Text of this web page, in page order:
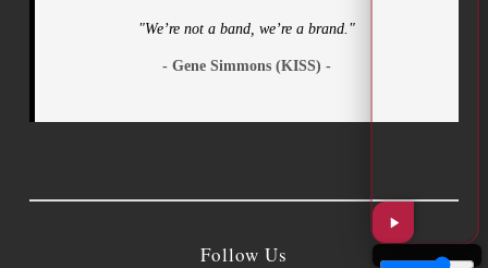
"We’re not a band, we’re a brand."
- Gene Simmons (KISS) -
Follow Us